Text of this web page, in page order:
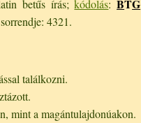
betűs írás;kódolás:BTG
4321.
találkozni.
mint a magántulajdonúakon.